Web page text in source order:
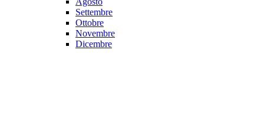
Settembre
Ottobre
Novembre
Dicembre